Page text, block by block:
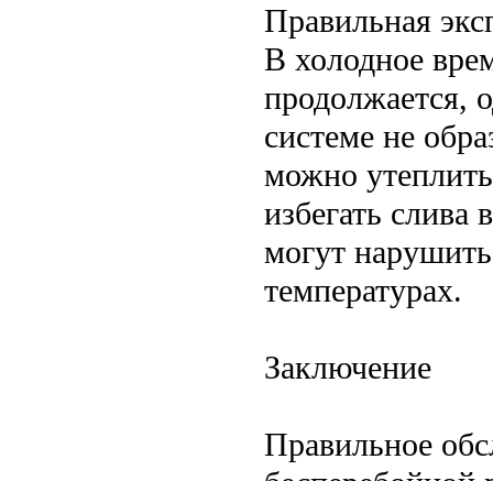
Правильная
В холодное
продолжается,
системе не
можно
избегать слива
могут
температурах.
Заключение
Правильное